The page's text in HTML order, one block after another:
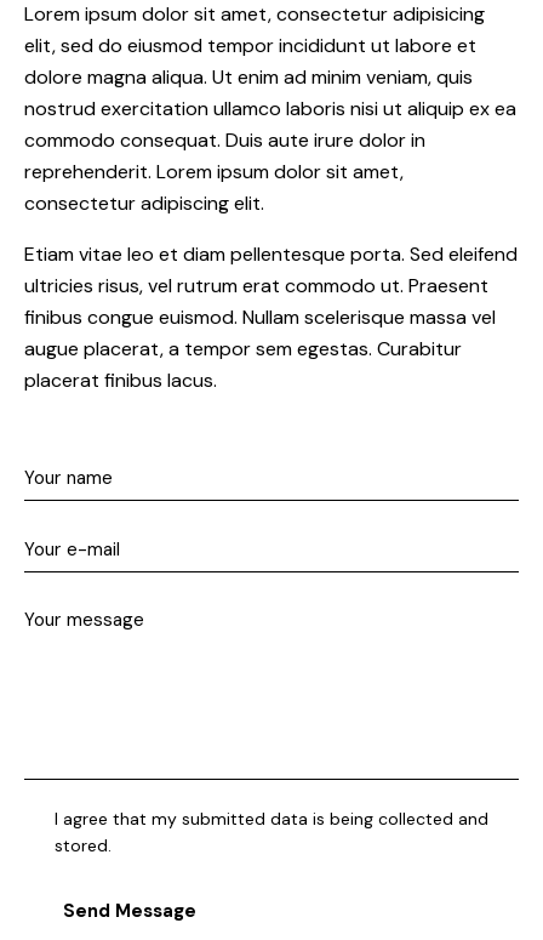
Lorem ipsum dolor sit amet, consectetur adipisicing
elit, sed do eiusmod tempor incididunt ut labore et
dolore magna aliqua. Ut enim ad minim veniam, quis
nostrud exercitation ullamco laboris nisi ut aliquip ex ea
commodo consequat. Duis aute irure dolor in
reprehenderit. Lorem ipsum dolor sit amet,
consectetur adipiscing elit.
Etiam vitae leo et diam pellentesque porta. Sed eleifend
ultricies risus, vel rutrum erat commodo ut. Praesent
finibus congue euismod. Nullam scelerisque massa vel
augue placerat, a tempor sem egestas. Curabitur
placerat finibus lacus.
I agree that my submitted data is being collected and
stored.
Send Message